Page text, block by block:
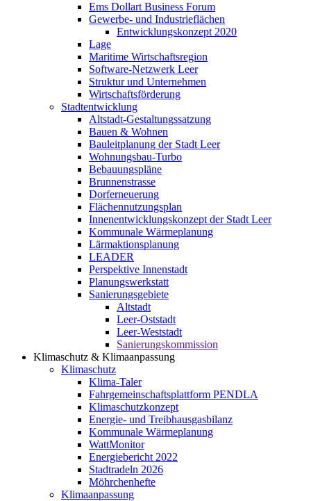
Ems Dollart Business Forum
Gewerbe- und Industrieflächen
Entwicklungskonzept 2020
Lage
Maritime Wirtschaftsregion
Software-Netzwerk Leer
Struktur und Unternehmen
Wirtschaftsförderung
Stadtentwicklung
Altstadt-Gestaltungssatzung
Bauen & Wohnen
Bauleitplanung der Stadt Leer
Wohnungsbau-Turbo
Bebauungspläne
Brunnenstrasse
Dorferneuerung
Flächennutzungsplan
Innenentwicklungskonzept der Stadt Leer
Kommunale Wärmeplanung
Lärmaktionsplanung
LEADER
Perspektive Innenstadt
Planungswerkstatt
Sanierungsgebiete
Altstadt
Leer-Oststadt
Leer-Weststadt
Sanierungskommission
Klimaschutz & Klimaanpassung
Klimaschutz
Klima-Taler
Fahrgemeinschaftsplattform PENDLA
Klimaschutzkonzept
Energie- und Treibhausgasbilanz
Kommunale Wärmeplanung
WattMonitor
Energiebericht 2022
Stadtradeln 2026
Möhrchenhefte
Klimaanpassung